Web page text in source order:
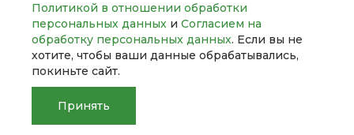
Политикой в отношении обработки
персональных данных и Согласием на
обработку персональных данных. Если вы не
хотите, чтобы ваши данные обрабатывались,
покиньте сайт.
Принять
© 2026 UNIBox, Все права защищены